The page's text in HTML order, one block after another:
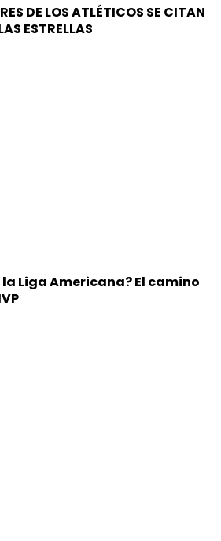
DE LOS ATLÉTICOS SE CITAN
ESTRELLAS
la Liga Americana? El camino